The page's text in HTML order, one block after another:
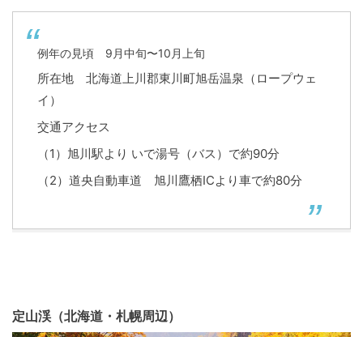
例年の見頃 9月中旬〜10月上旬
所在地 北海道上川郡東川町旭岳温泉（ロープウェ
イ）
交通アクセス
（1）旭川駅より いで湯号（バス）で約90分
（2）道央自動車道 旭川鷹栖ICより車で約80分
定山渓（北海道・札幌周辺）